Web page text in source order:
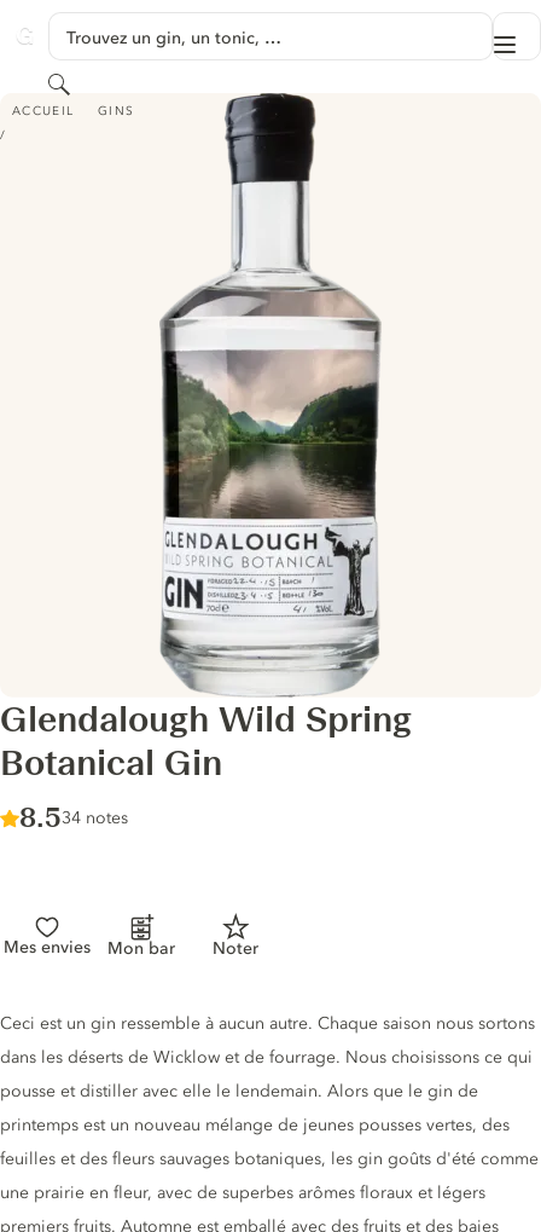
GINVENTORY
Trouvez un gin, un tonic, …
Rechercher
ACCUEIL GINS
GLENDALOUGH WILD SPRING BOTANICAL GIN
Glendalough Wild Spring
Botanical Gin
Score :
8.5/ 10
34 notes
Mes envies Mon bar Noter
Description du gin
Ceci est un gin ressemble à aucun autre. Chaque saison nous sortons
dans les déserts de Wicklow et de fourrage. Nous choisissons ce qui
pousse et distiller avec elle le lendemain. Alors que le gin de
printemps est un nouveau mélange de jeunes pousses vertes, des
feuilles et des fleurs sauvages botaniques, les gin goûts d'été comme
une prairie en fleur, avec de superbes arômes floraux et légers
premiers fruits. Automne est emballé avec des fruits et des baies